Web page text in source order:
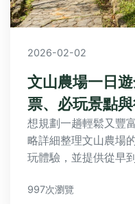
2026-02-02
文山農場一日
票、必玩景點
想規劃一趟輕鬆又豐
略詳細整理文山農場
玩體驗，並提供從早
997次瀏覽